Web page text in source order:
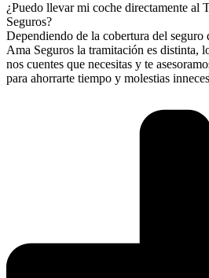
¿Puedo llevar mi coche directamente al
Seguros?
Dependiendo de la cobertura del seguro
Ama Seguros la tramitación es distinta,
nos cuentes que necesitas y te
para ahorrarte tiempo y molestias